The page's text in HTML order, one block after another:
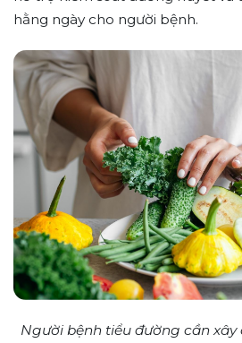
hằng ngày cho người bệnh.
Người bệnh tiểu đường cần